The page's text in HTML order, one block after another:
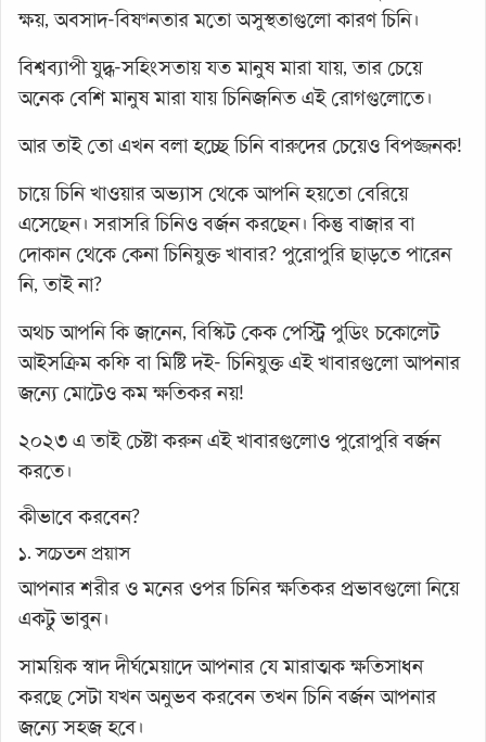
ক্ষয়, অবসাদ-বিষণ্নতার মতো অসুস্থতাগুলো কারণ চিনি।
বিশ্বব্যাপী যুদ্ধ-সহিংসতায় যত মানুষ মারা যায়, তার চেয়ে
অনেক বেশি মানুষ মারা যায় চিনিজনিত এই রোগগুলোতে।
আর তাই তো এখন বলা হচ্ছে চিনি বারুদের চেয়েও বিপজ্জনক!
চায়ে চিনি খাওয়ার অভ্যাস থেকে আপনি হয়তো বেরিয়ে
এসেছেন। সরাসরি চিনিও বর্জন করছেন। কিন্তু বাজার বা
দোকান থেকে কেনা চিনিযুক্ত খাবার? পুরোপুরি ছাড়তে পারেন
নি, তাই না?
অথচ আপনি কি জানেন, বিস্কিট কেক পেস্ট্রি পুডিং চকোলেট
আইসক্রিম কফি বা মিষ্টি দই- চিনিযুক্ত এই খাবারগুলো আপনার
জন্যে মোটেও কম ক্ষতিকর নয়!
২০২৩ এ তাই চেষ্টা করুন এই খাবারগুলোও পুরোপুরি বর্জন
করতে।
কীভাবে করবেন?
১. সচেতন প্রয়াস
আপনার শরীর ও মনের ওপর চিনির ক্ষতিকর প্রভাবগুলো নিয়ে
একটু ভাবুন।
সাময়িক স্বাদ দীর্ঘমেয়াদে আপনার যে মারাত্মক ক্ষতিসাধন
করছে সেটা যখন অনুভব করবেন তখন চিনি বর্জন আপনার
জন্যে সহজ হবে।